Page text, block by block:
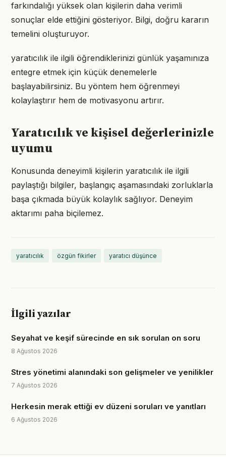
farkındalığı yüksek olan kişilerin daha verimli
sonuçlar elde ettiğini gösteriyor. Bilgi, doğru kararın
temelini oluşturuyor.
yaratıcılık ile ilgili öğrendiklerinizi günlük yaşamınıza
entegre etmek için küçük denemelerle
başlayabilirsiniz. Bu yöntem hem öğrenmeyi
kolaylaştırır hem de motivasyonu artırır.
Yaratıcılık ve kişisel değerlerinizle
uyumu
Konusunda deneyimli kişilerin yaratıcılık ile ilgili
paylaştığı bilgiler, başlangıç aşamasındaki zorluklarla
başa çıkmada büyük kolaylık sağlıyor. Deneyim
aktarımı paha biçilemez.
yaratıcılık özgün fikirler yaratıcı düşünce
İlgili yazılar
Seyahat ve keşif sürecinde en sık sorulan on soru
8 Ağustos 2026
Stres yönetimi alanındaki son gelişmeler ve yenilikler
7 Ağustos 2026
Herkesin merak ettiği ev düzeni soruları ve yanıtları
6 Ağustos 2026